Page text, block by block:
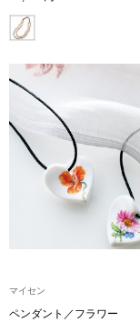
マイセン
ペンダント／フラワー